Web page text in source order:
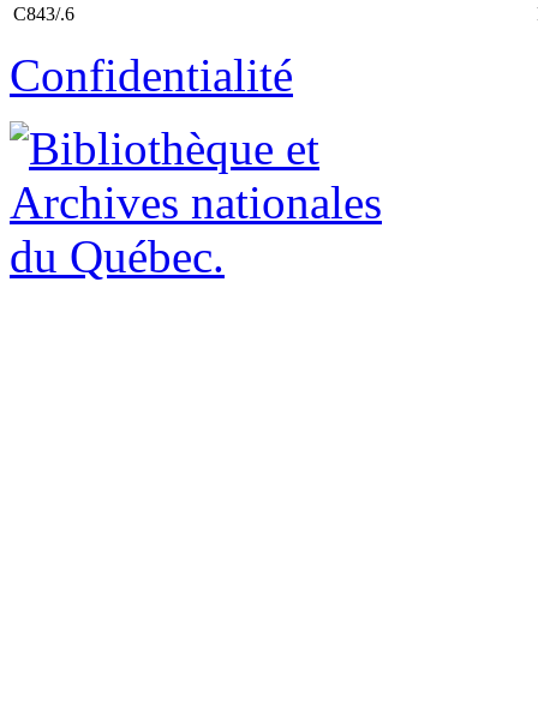
C843/.6
Confidentialité